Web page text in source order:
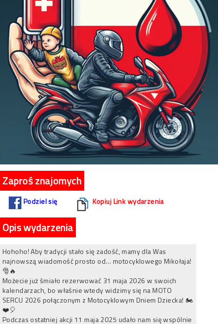
Zaproś znajomych
Podziel się Kopiuj Link wydarzenia
Opis wydarzenia
Hohoho! Aby tradycji stało się zadość, mamy dla Was
najnowszą wiadomość prosto od… motocyklowego Mikołaja!
🎅🔥
Możecie już śmiało rezerwować 31 maja 2026 w swoich
kalendarzach, bo właśnie wtedy widzimy się na MOTO
SERCU 2026 połączonym z Motocyklowym Dniem Dziecka! 🏍
❤️🎈
Podczas ostatniej akcji 11 maja 2025 udało nam się wspólnie